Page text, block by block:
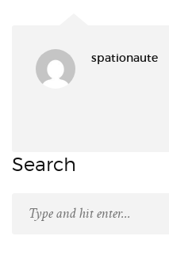
spationaute
Search